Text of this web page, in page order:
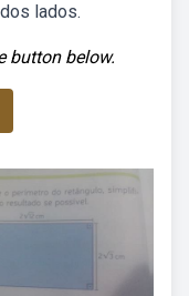
lados.
button below.